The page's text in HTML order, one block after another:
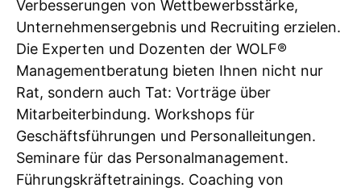
Verbesserungen von Wettbewerbsstärke,
Unternehmensergebnis und Recruiting erzielen.
Die Experten und Dozenten der WOLF®
Managementberatung bieten Ihnen nicht nur
Rat, sondern auch Tat: Vorträge über
Mitarbeiterbindung. Workshops für
Geschäftsführungen und Personalleitungen.
Seminare für das Personalmanagement.
Führungskräftetrainings. Coaching von